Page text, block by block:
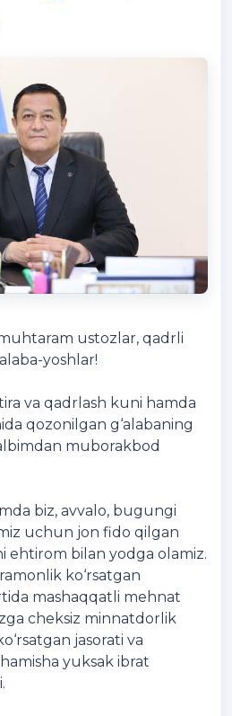
ustozlar, qadrli
yoshlar!
va qadrlash kuni hamda
qozonilgan g‘alabaning
muborakbod
biz, avvalo, bugungi
uchun jon fido qilgan
ehtirom bilan yodga olamiz.
ko‘rsatgan
mashaqqatli mehnat
cheksiz minnatdorlik
jasorati va
yuksak ibrat